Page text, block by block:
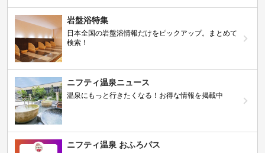
岩盤浴特集
日本全国の岩盤浴情報だけをピックアップ。まとめて
検索！
ニフティ温泉ニュース
温泉にもっと行きたくなる！お得な情報を掲載中
ニフティ温泉 おふろパス